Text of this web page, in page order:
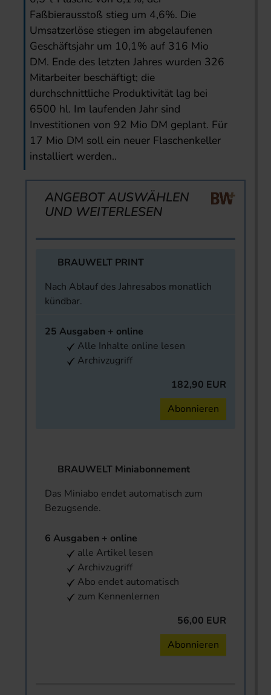
Faßbierausstoß stieg um 4,6%. Die
Umsatzerlöse stiegen im abgelaufenen
Geschäftsjahr um 10,1% auf 316 Mio
DM. Ende des letzten Jahres wurden 326
Mitarbeiter beschäftigt; die
durchschnittliche Produktivität lag bei
6500 hl. Im laufenden Jahr sind
Investitionen von 92 Mio DM geplant. Für
17 Mio DM soll ein neuer Flaschenkeller
installiert werden..
ANGEBOT AUSWÄHLEN
UND WEITERLESEN
BRAUWELT PRINT
Nach Ablauf des Jahresabos monatlich
kündbar.
25 Ausgaben + online
Alle Inhalte online lesen
Archivzugriff
182,90 EUR
Abonnieren
BRAUWELT Miniabonnement
Das Miniabo endet automatisch zum
Bezugsende.
6 Ausgaben + online
alle Artikel lesen
Archivzugriff
Abo endet automatisch
zum Kennenlernen
56,00 EUR
Abonnieren